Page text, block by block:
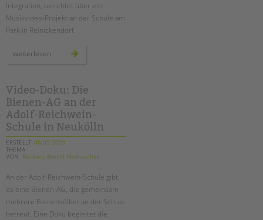
Integration, berichtet über ein
Musikvideo-Projekt an der Schule am
Park in Reinickendorf.
weiterlesen musikvideoprojekt
schule
am
park
Video-Doku: Die
Bienen-AG an der
Adolf-Reichwein-
Schule in Neukölln
ERSTELLT 06.05.2024
THEMA
VON
Barbara Brecht-Hadraschek
An der Adolf-Reichwein-Schule gibt
es eine Bienen-AG, die gemeinsam
mehrere Bienenvölker an der Schule
betreut. Eine Doku begleitet die